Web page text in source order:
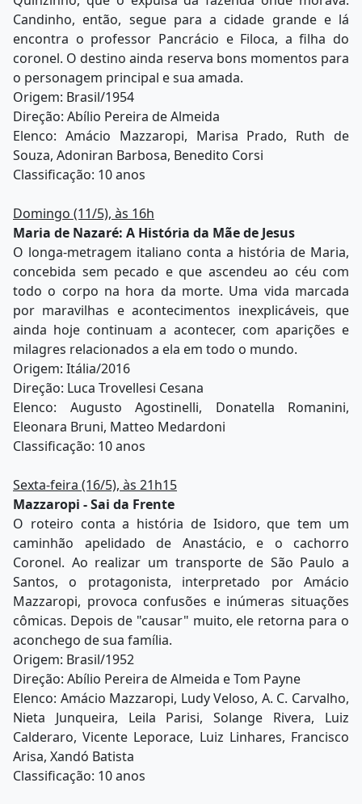
Candinho, então, segue para a cidade grande e lá
encontra o professor Pancrácio e Filoca, a filha do
coronel. O destino ainda reserva bons momentos para
o personagem principal e sua amada.
Origem: Brasil/1954
Direção: Abílio Pereira de Almeida
Elenco: Amácio Mazzaropi, Marisa Prado, Ruth de
Souza, Adoniran Barbosa, Benedito Corsi
Classificação: 10 anos
Domingo (11/5), às 16h
Maria de Nazaré: A História da Mãe de Jesus
O longa-metragem italiano conta a história de Maria,
concebida sem pecado e que ascendeu ao céu com
todo o corpo na hora da morte. Uma vida marcada
por maravilhas e acontecimentos inexplicáveis, que
ainda hoje continuam a acontecer, com aparições e
milagres relacionados a ela em todo o mundo.
Origem: Itália/2016
Direção: Luca Trovellesi Cesana
Elenco: Augusto Agostinelli, Donatella Romanini,
Eleonara Bruni, Matteo Medardoni
Classificação: 10 anos
Sexta-feira (16/5), às 21h15
Mazzaropi - Sai da Frente
O roteiro conta a história de Isidoro, que tem um
caminhão apelidado de Anastácio, e o cachorro
Coronel. Ao realizar um transporte de São Paulo a
Santos, o protagonista, interpretado por Amácio
Mazzaropi, provoca confusões e inúmeras situações
cômicas. Depois de "causar" muito, ele retorna para o
aconchego de sua família.
Origem: Brasil/1952
Direção: Abílio Pereira de Almeida e Tom Payne
Elenco: Amácio Mazzaropi, Ludy Veloso, A. C. Carvalho,
Nieta Junqueira, Leila Parisi, Solange Rivera, Luiz
Calderaro, Vicente Leporace, Luiz Linhares, Francisco
Arisa, Xandó Batista
Classificação: 10 anos